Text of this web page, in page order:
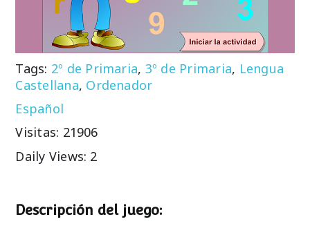
Tags: 2º de Primaria, 3º de Primaria, Lengua
Castellana, Ordenador
Español
Visitas: 21906
Daily Views: 2
Descripción del juego: